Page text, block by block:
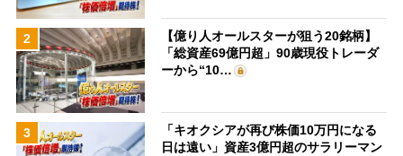
2
【億り人オールスターが狙う20銘柄】
「総資産69億円超」90歳現役トレーダ
ーから“10…
3
「キオクシアが再び株価10万円になる
日は遠い」資産3億円超のサラリーマン